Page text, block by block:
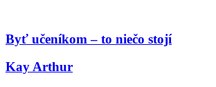
Byť učeníkom – to niečo stojí
Kay Arthur